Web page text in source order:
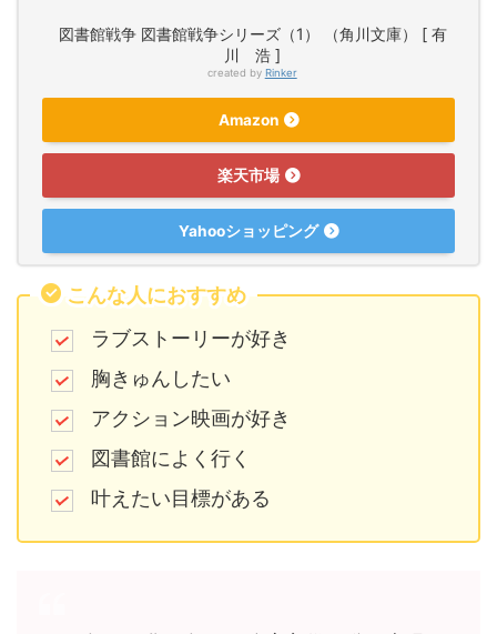
図書館戦争 図書館戦争シリーズ（1） （角川文庫） [ 有
川 浩 ]
created by Rinker
Amazon
楽天市場
Yahooショッピング
こんな人におすすめ
ラブストーリーが好き
胸きゅんしたい
アクション映画が好き
図書館によく行く
叶えたい目標がある